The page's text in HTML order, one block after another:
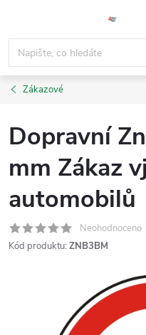
obsah
Zákazové
Dopravní
mm Zákaz
automobilů
Neohodnoceno
Kód produktu: ZNB3BM